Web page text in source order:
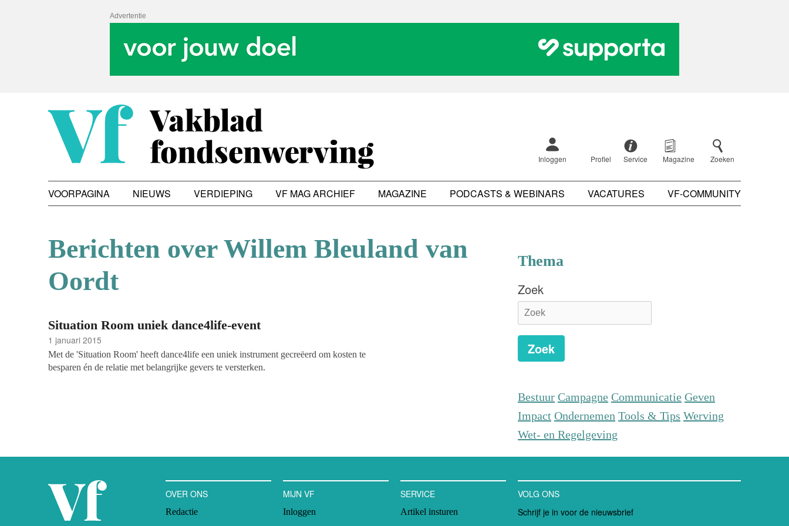
Advertentie
Inloggen Profiel Service Magazine Zoeken
VOORPAGINA NIEUWS VERDIEPING VF MAG ARCHIEF MAGAZINE PODCASTS & WEBINARS VACATURES VF-COMMUNITY
Berichten over Willem Bleuland van
Oordt
Situation Room uniek dance4life-event
1 januari 2015
Met de 'Situation Room' heeft dance4life een uniek instrument gecreëerd om kosten te
besparen én de relatie met belangrijke gevers te versterken.
Thema
Zoek
Zoek
Bestuur Campagne Communicatie Geven
Impact Ondernemen Tools & Tips Werving
Wet- en Regelgeving
OVER ONS
Redactie
MIJN VF
Inloggen
SERVICE
Artikel insturen
VOLG ONS
Schrijf je in voor de nieuwsbrief